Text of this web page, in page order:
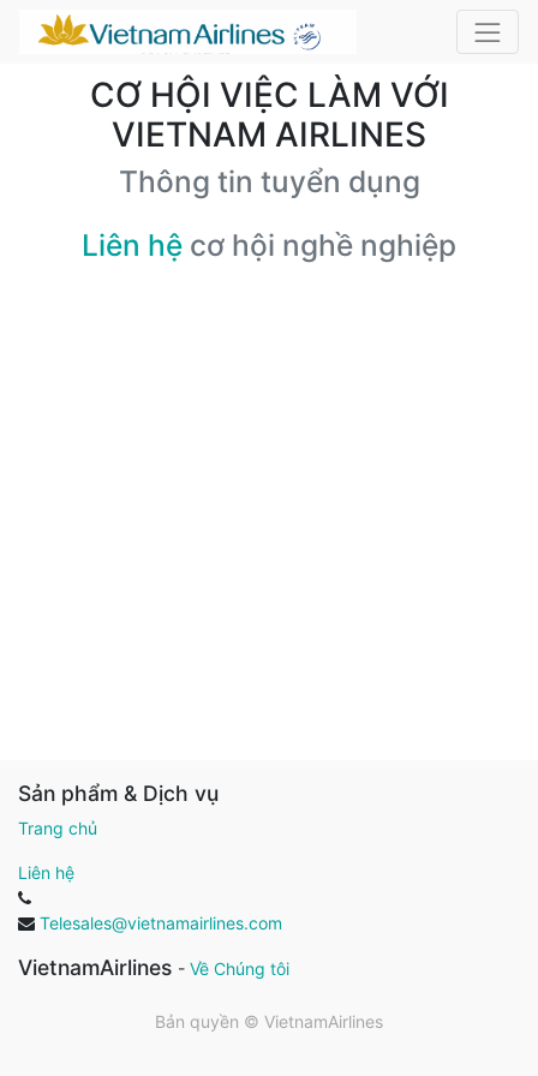
CƠ HỘI VIỆC LÀM VỚI
VIETNAM AIRLINES
Thông tin tuyển dụng
Liên hệ cơ hội nghề nghiệp
Sản phẩm & Dịch vụ
Trang chủ
Liên hệ
Telesales@vietnamairlines.com
VietnamAirlines - Về Chúng tôi
Bản quyền © VietnamAirlines